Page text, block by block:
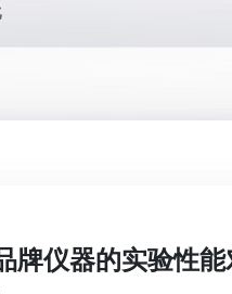
牌仪器的实验性